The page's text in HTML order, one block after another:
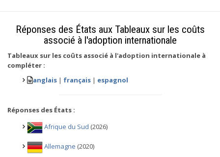
Réponses des États aux Tableaux sur les coûts
associé à l'adoption internationale
Tableaux sur les coûts associé à l'adoption internationale à
compléter :
anglais | français | espagnol
Réponses des États :
Afrique du Sud (2026)
Allemagne (2020)